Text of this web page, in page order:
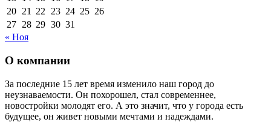
20 21 22 23 24 25 26
27 28 29 30 31
« Ноя
О компании
За последние 15 лет время изменило наш город до
неузнаваемости. Он похорошел, стал современнее,
новостройки молодят его. А это значит, что у города есть
будущее, он живет новыми мечтами и надеждами.